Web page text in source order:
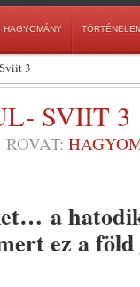
HAGYOMÁNY
3
SVIIT 3
ROVAT:
a
ez a